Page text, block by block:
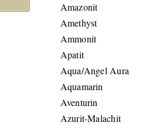
Amazonit
Amethyst
Ammonit
Apatit
Aqua/Angel Aura
Aquamarin
Aventurin
Azurit-Malachit